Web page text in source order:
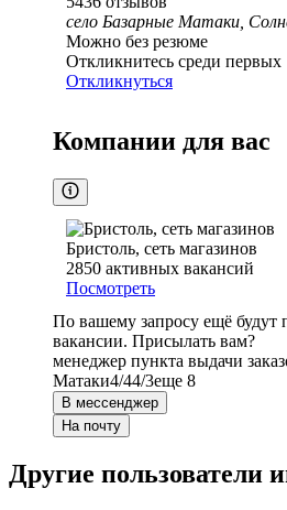
село Базарные Матаки,
Можно без резюме
Откликнитесь среди первых
Откликнуться
Компании для вас
Бристоль, сеть магазинов
2850 активных вакансий
Посмотреть
По вашему запросу ещё будут
вакансии. Присылать вам?
менеджер пункта выдачи
Матаки4/44/3еще 8
В мессенджер
На почту
Другие пользователи